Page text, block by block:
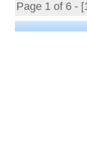
Page 1 of 6 - [